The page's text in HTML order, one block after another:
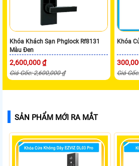
Khóa Khách Sạn Phglock Rf8131
Màu Đen
2,600,000 ₫
Giá Gốc: 2,600,000 ₫
Khóa
Giá
SẢN PHẨM MỚI RA MẮT